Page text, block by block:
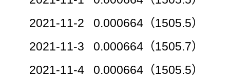
2021-11-2 0.000664（1505.5）
2021-11-3 0.000664（1505.7）
2021-11-4 0.000664（1505.5）